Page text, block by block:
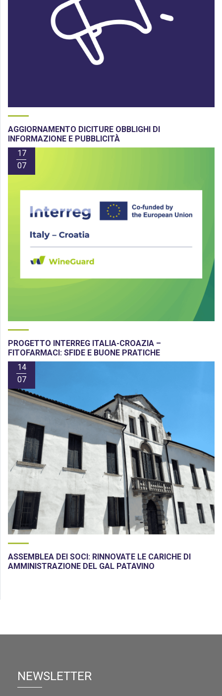
AGGIORNAMENTO DICITURE OBBLIGHI DI
INFORMAZIONE E PUBBLICITÀ
17
07
PROGETTO INTERREG ITALIA-CROAZIA –
FITOFARMACI: SFIDE E BUONE PRATICHE
14
07
ASSEMBLEA DEI SOCI: RINNOVATE LE CARICHE DI
AMMINISTRAZIONE DEL GAL PATAVINO
NEWSLETTER